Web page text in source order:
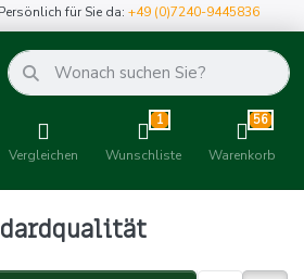
Persönlich für Sie da:+49 (0)7240-9445836
Vergleichen
1
Wunschliste
56
Warenkorb